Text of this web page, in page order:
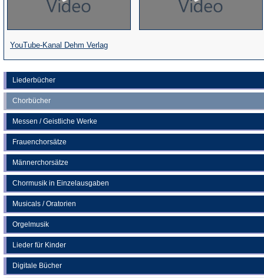
Liederbücher
Chorbücher
Messen / Geistliche Werke
Frauenchorsätze
Männerchorsätze
Chormusik in Einzelausgaben
Musicals / Oratorien
Orgelmusik
Lieder für Kinder
Digitale Bücher
YouTube-Kanal Dehm Verlag(Öffnet
in
einem
neuen